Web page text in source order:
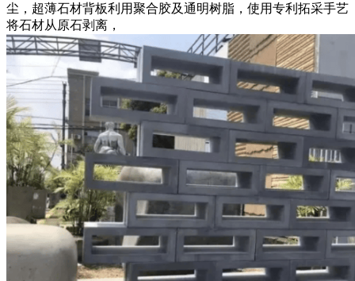
尘，超薄石材背板利用聚合胶及通明树脂，使用专利拓采手艺
将石材从原石剥离，